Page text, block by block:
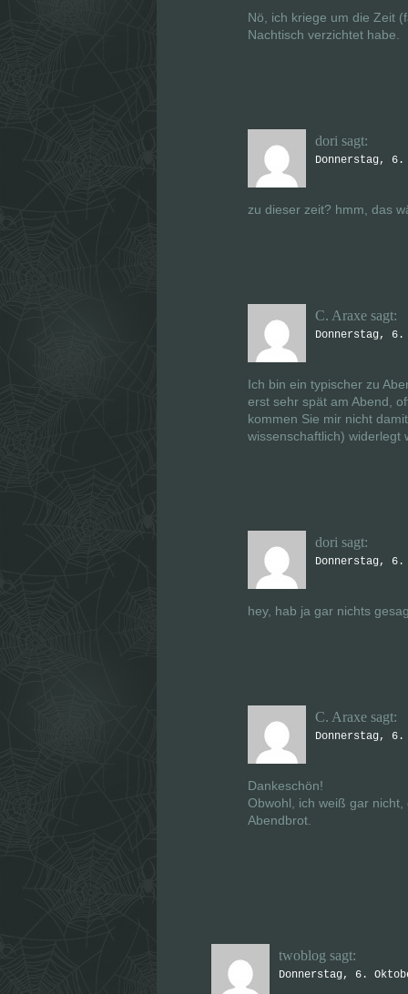
)
Nö, ich kriege um die Zeit
Nachtisch verzichtet habe.
dori sagt:
Donnerstag, 6.
zu dieser zeit? hmm, das
C. Araxe sagt:
Donnerstag, 6.
Ich bin ein typischer zu
erst sehr spät am Abend,
kommen Sie mir nicht
wissenschaftlich) widerlegt
dori sagt:
Donnerstag, 6.
hey, hab ja gar nichts
C. Araxe sagt:
Donnerstag, 6.
Dankeschön!
Obwohl, ich weiß gar
Abendbrot.
twoblog sagt:
Donnerstag, 6.